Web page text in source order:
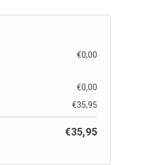
€0,00
€0,00
€35,95
€35,95